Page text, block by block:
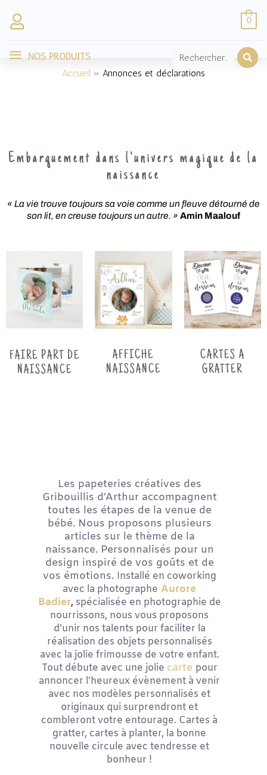
contenu
NOS
PRODUITS
NOS PRODUITS
0
Accueil Annonces et déclarations
Embarquement dans l'univers magique de la
naissance
« La vie trouve toujours sa voie comme un fleuve détourné de
son lit, en creuse toujours un autre. » Amin Maalouf
FAIRE PART DE
NAISSANCE
AFFICHE
NAISSANCE
CARTES A
GRATTER
Les papeteries créatives des
Gribouillis d’Arthur accompagnent
toutes les étapes de la venue de
bébé. Nous proposons plusieurs
articles sur le thème de la
naissance. Personnalisés pour un
design inspiré de vos goûts et de
vos émotions. Installé en coworking
avec la photographe Aurore
Badier,spécialisée en photographie de
nourrissons, nous vous proposons
d’unir nos talents pour faciliter la
réalisation des objets personnalisés
avec la jolie frimousse de votre enfant.
Tout débute avec une jolie carte pour
annoncer l’heureux évènement à venir
avec nos modèles personnalisés et
originaux qui surprendront et
combleront votre entourage. Cartes à
gratter, cartes à planter, la bonne
nouvelle circule avec tendresse et
bonheur !